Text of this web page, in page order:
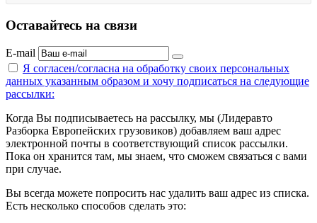
Оставайтесь на связи
E-mail
Я согласен/согласна на обработку своих персональных
данных указанным образом и хочу подписаться на следующие
рассылки:
Когда Вы подписываетесь на рассылку, мы (Лидеравто
Разборка Европейских грузовиков) добавляем ваш адрес
электронной почты в соответствующий список рассылки.
Пока он хранится там, мы знаем, что сможем связаться с вами
при случае.
Вы всегда можете попросить нас удалить ваш адрес из списка.
Есть несколько способов сделать это: